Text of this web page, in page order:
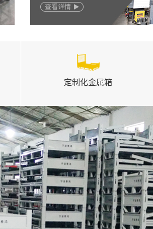
整
自动化无人作业
定制化金属箱